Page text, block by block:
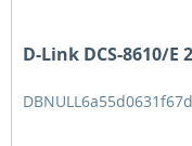
D-Link DCS-8610/E
DBNULL6a55d0631f67d